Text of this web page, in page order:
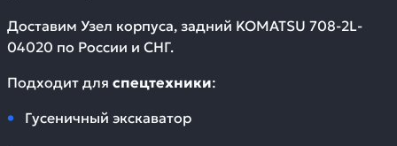
Доставим Узел корпуса, задний KOMATSU 708-2L-
04020 по России и СНГ.
Подходит для спецтехники:
Гусеничный экскаватор